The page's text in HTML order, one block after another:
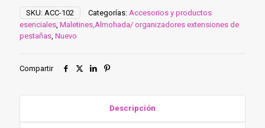
Divaslashes
(ACC-
102)
cantidad
SKU: ACC-102 Categorías: Accesorios y productos
esenciales Maletines,Almohada/ organizadores extensiones de
pestañas Nuevo
Compartir
Descripción